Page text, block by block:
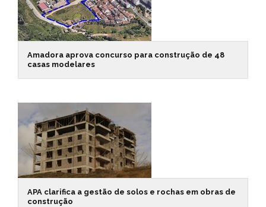
Amadora aprova concurso para construção de 48
casas modelares
APA clarifica a gestão de solos e rochas em obras de
construção